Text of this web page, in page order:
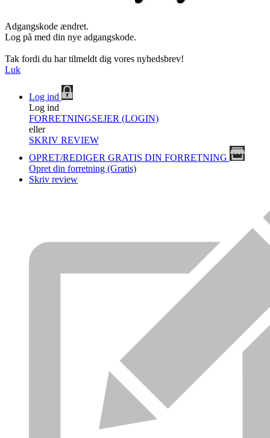
Adgangskode ændret.
Log på med din nye adgangskode.
Tak fordi du har tilmeldt dig vores nyhedsbrev!
Luk
Log ind
Log ind
FORRETNINGSEJER (LOGIN)
eller
SKRIV REVIEW
OPRET/REDIGER GRATIS DIN FORRETNING
Opret din forretning (Gratis)
Skriv review